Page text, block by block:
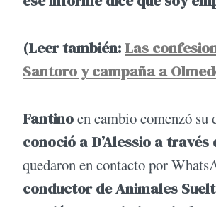
(Leer también: Las
Santoro y campaña a
Fantinoen cambio comenzó
conoció a D’Alessio a
quedaron en contacto por
conductor de Animales